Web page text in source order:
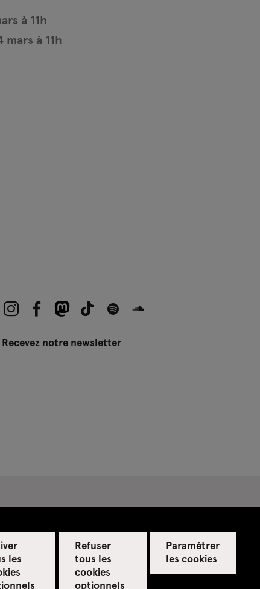
les
Refuser
tous les
cookies
optionnels
Paramétrer
les cookies
à 11h
à 11h
Recevez notre newsletter